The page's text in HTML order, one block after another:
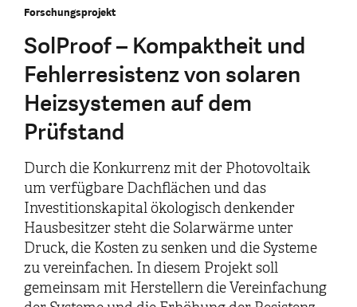
Forschungsprojekt
SolProof – Kompaktheit und
Fehlerresistenz von solaren
Heizsystemen auf dem
Prüfstand
Durch die Konkurrenz mit der Photovoltaik
um verfügbare Dachflächen und das
Investitionskapital ökologisch denkender
Hausbesitzer steht die Solarwärme unter
Druck, die Kosten zu senken und die Systeme
zu vereinfachen. In diesem Projekt soll
gemeinsam mit Herstellern die Vereinfachung